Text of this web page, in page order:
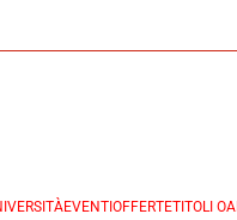
EVENTI OFFERTETITOLI OA